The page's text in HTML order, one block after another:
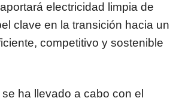
electricidad limpia de
clave en la transición hacia un
competitivo y sostenible
ha llevado a cabo con el